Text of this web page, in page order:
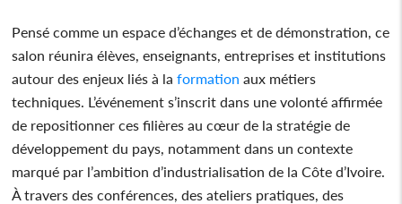
Pensé comme un espace d’échanges et de démonstration, ce
salon réunira élèves, enseignants, entreprises et institutions
autour des enjeux liés à laformation aux métiers
techniques. L’événement s’inscrit dans une volonté affirmée
de repositionner ces filières au cœur de la stratégie de
développement du pays, notamment dans un contexte
marqué par l’ambition d’industrialisation de la Côte d’Ivoire.
À travers des conférences, des ateliers pratiques, des